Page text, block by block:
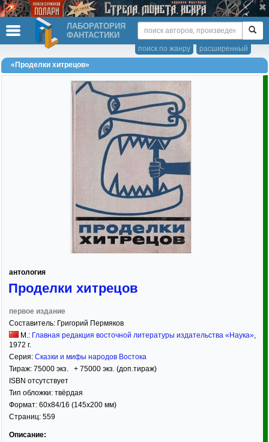
ЛАБОРАТОРИЯ
ФАНТАСТИКИ
расширенный
поиск по жанру
«Проделки хитрецов»
антология
Проделки хитрецов
первое издание
Составитель: Григорий Пермяков
М.: Главная редакция восточной литературы издательства «Наука»,
1972 г.
Серия: Сказки и мифы народов Востока
Тираж: 75000 экз. + 75000 экз. (доп.тираж)
ISBN отсутствует
Тип обложки: твёрдая
Формат: 60x84/16 (145x200 мм)
Страниц: 559
Описание: